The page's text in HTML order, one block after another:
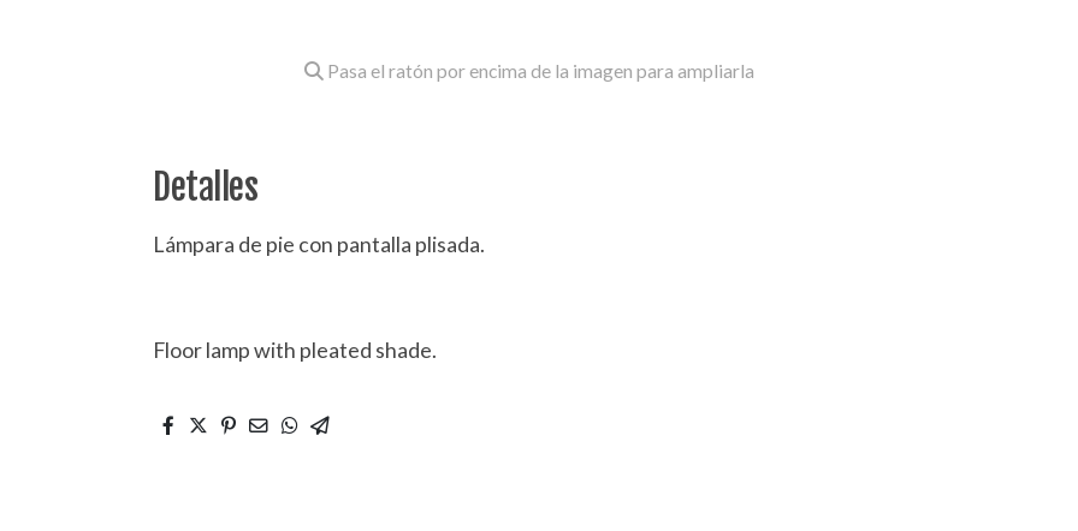
Pasa el ratón por encima de la imagen para ampliarla
Detalles
Lámpara de pie con pantalla plisada.
Floor lamp with pleated shade.